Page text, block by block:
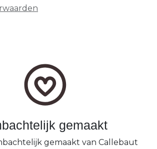
gemaakt
gemaakt van Callebaut